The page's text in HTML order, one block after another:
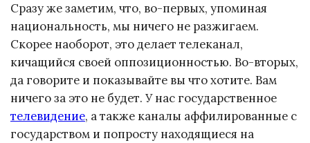
Сразу же заметим, что, во-первых, упоминая
национальность, мы ничего не разжигаем.
Скорее наоборот, это делает телеканал,
кичащийся своей оппозиционностью. Во-вторых,
да говорите и показывайте вы что хотите. Вам
ничего за это не будет. У нас государственное
телевидение, а также каналы аффилированные с
государством и попросту находящиеся на